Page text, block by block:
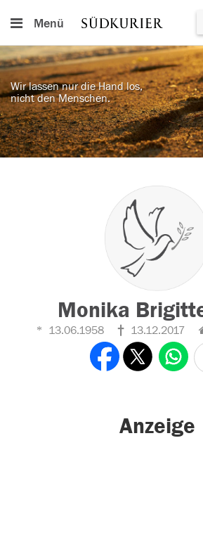
Menü
Wir lassen nur die Hand los,
nicht den Menschen.
Monika
13.06.1958 13.12.2017
Anzeige